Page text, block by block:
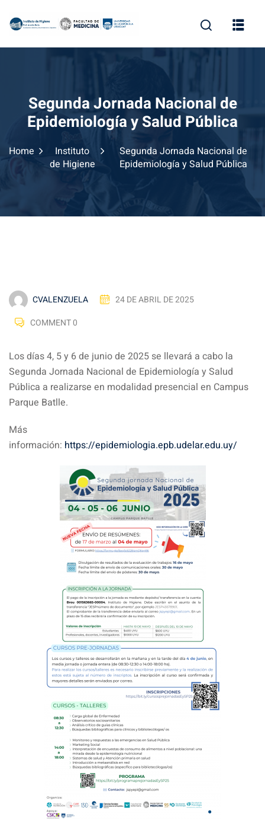
Segunda Jornada Nacional de
Epidemiología y Salud Pública
Home
Instituto
de Higiene
Segunda Jornada Nacional de
Epidemiología y Salud Pública
CVALENZUELA
24 DE ABRIL DE 2025
COMMENT 0
Los días 4, 5 y 6 de junio de 2025 se llevará a cabo la
Segunda Jornada Nacional de Epidemiología y Salud
Pública a realizarse en modalidad presencial en Campus
Parque Batlle.
Más
información: https://epidemiologia.epb.udelar.edu.uy/